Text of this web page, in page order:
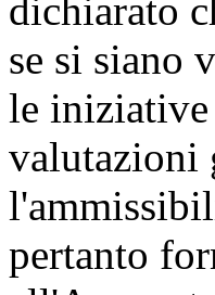
dichiarato
se si siano
le iniziative
valutazioni
pertanto